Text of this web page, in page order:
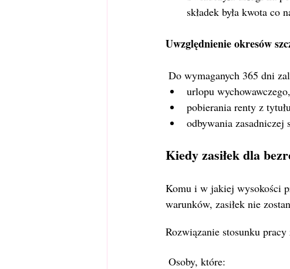
składek była kwota
Uwzględnienie okresów
Do wymaganych 365 dni
urlopu wychowawczego,
pobierania renty z
odbywania zasadniczej
Kiedy zasiłek dla
Komu i w jakiej wysokości
warunków, zasiłek nie
Rozwiązanie stosunku
Osoby, które: